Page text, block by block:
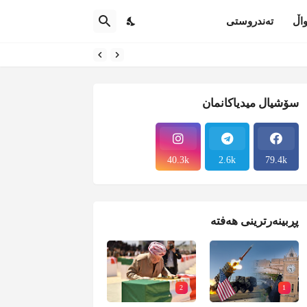
تەندروستی
سۆشیال میدیاکانمان
79.4k
2.6k
40.3k
پڕبینەرترینی هەفتە
1
2